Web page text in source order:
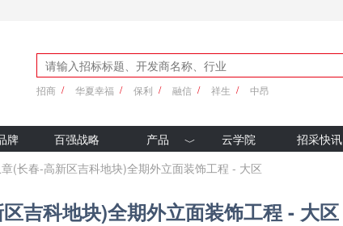
招商 华夏幸福 保利 融信 祥生 中昂
牌 百强战略
产品
优采产品库
云学院 招采快讯
(长春-高新区吉科地块)全期外立面装饰工程 - 大区
吉科地块)全期外立面装饰工程 - 大区